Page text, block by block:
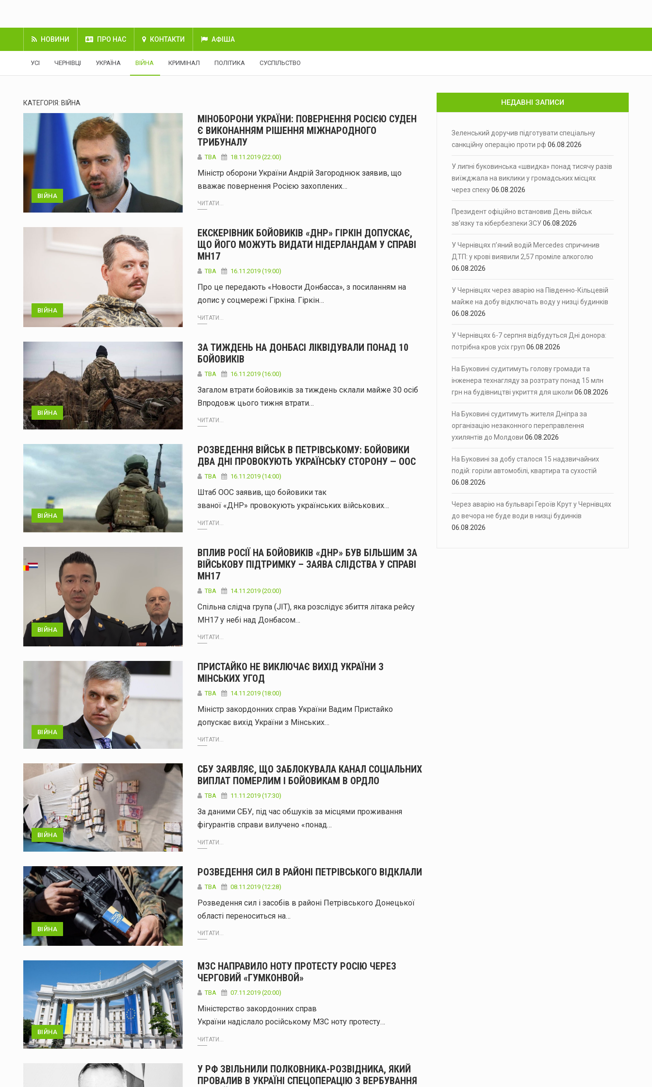
НОВИНИ ПРО НАС КОНТАКТИ АФІША
УСІ ЧЕРНІВЦІ УКРАЇНА ВІЙНА КРИМІНАЛ ПОЛІТИКА СУСПІЛЬСТВО
КАТЕГОРІЯ: ВІЙНА
ВІЙНА
МІНОБОРОНИ УКРАЇНИ: ПОВЕРНЕННЯ РОСІЄЮ СУДЕН
Є ВИКОНАННЯМ РІШЕННЯ МІЖНАРОДНОГО
ТРИБУНАЛУ
ТВА 18.11.2019 (22:00)
Міністр оборони України Андрій Загороднюк заявив, що
вважає повернення Росією захоплених…
ЧИТАТИ...
ВІЙНА
ЕКСКЕРІВНИК БОЙОВИКІВ «ДНР» ГІРКІН ДОПУСКАЄ,
ЩО ЙОГО МОЖУТЬ ВИДАТИ НІДЕРЛАНДАМ У СПРАВІ
MH17
ТВА 16.11.2019 (19:00)
Про це передають «Новости Донбасса», з посиланням на
допис у соцмережі Гіркіна. Гіркін…
ЧИТАТИ...
ВІЙНА
ЗА ТИЖДЕНЬ НА ДОНБАСІ ЛІКВІДУВАЛИ ПОНАД 10
БОЙОВИКІВ
ТВА 16.11.2019 (16:00)
Загалом втрати бойовиків за тиждень склали майже 30 осіб
Впродовж цього тижня втрати…
ЧИТАТИ...
ВІЙНА
РОЗВЕДЕННЯ ВІЙСЬК В ПЕТРІВСЬКОМУ: БОЙОВИКИ
ДВА ДНІ ПРОВОКУЮТЬ УКРАЇНСЬКУ СТОРОНУ — ООС
ТВА 16.11.2019 (14:00)
Штаб ООС заявив, що бойовики так
званої «ДНР» провокують українських військових…
ЧИТАТИ...
ВІЙНА
ВПЛИВ РОСІЇ НА БОЙОВИКІВ «ДНР» БУВ БІЛЬШИМ ЗА
ВІЙСЬКОВУ ПІДТРИМКУ – ЗАЯВА СЛІДСТВА У СПРАВІ
МН17
ТВА 14.11.2019 (20:00)
Спільна слідча група (JIT), яка розслідує збиття літака рейсу
МН17 у небі над Донбасом…
ЧИТАТИ...
ВІЙНА
ПРИСТАЙКО НЕ ВИКЛЮЧАЄ ВИХІД УКРАЇНИ З
МІНСЬКИХ УГОД
ТВА 14.11.2019 (18:00)
Міністр закордонних справ України Вадим Пристайко
допускає вихід України з Мінських…
ЧИТАТИ...
ВІЙНА
СБУ ЗАЯВЛЯЄ, ЩО ЗАБЛОКУВАЛА КАНАЛ СОЦІАЛЬНИХ
ВИПЛАТ ПОМЕРЛИМ І БОЙОВИКАМ В ОРДЛО
ТВА 11.11.2019 (17:30)
За даними СБУ, під час обшуків за місцями проживання
фігурантів справи вилучено «понад…
ЧИТАТИ...
ВІЙНА
РОЗВЕДЕННЯ СИЛ В РАЙОНІ ПЕТРІВСЬКОГО ВІДКЛАЛИ
TBA 08.11.2019 (12:28)
Розведення сил і засобів в районі Петрівського Донецької
області переноситься на…
ЧИТАТИ...
ВІЙНА
МЗС НАПРАВИЛО НОТУ ПРОТЕСТУ РОСІЮ ЧЕРЕЗ
ЧЕРГОВИЙ «ГУМКОНВОЙ»
ТВА 07.11.2019 (20:00)
Міністерство закордонних справ
України надіслало російському МЗС ноту протесту…
ЧИТАТИ...
У РФ ЗВІЛЬНИЛИ ПОЛКОВНИКА-РОЗВІДНИКА, ЯКИЙ
ПРОВАЛИВ В УКРАЇНІ СПЕЦОПЕРАЦІЮ З ВЕРБУВАННЯ
НЕДАВНІ ЗАПИСИ
Зеленський доручив підготувати спеціальну
санкційну операцію проти рф 06.08.2026
У липні буковинська «швидка» понад тисячу разів
виїжджала на виклики у громадських місцях
через спеку06.08.2026
Президент офіційно встановив День військ
зв’язку та кібербезпеки ЗСУ06.08.2026
У Чернівцях п’яний водій Mercedes спричинив
ДТП: у крові виявили 2,57 проміле алкоголю
06.08.2026
У Чернівцях через аварію на Південно-Кільцевій
майже на добу відключать воду у низці будинків
06.08.2026
У Чернівцях 6-7 серпня відбудуться Дні донора:
потрібна кров усіх груп 06.08.2026
На Буковині судитимуть голову громади та
інженера технагляду за розтрату понад 15 млн
грн на будівництві укриття для школи 06.08.2026
На Буковині судитимуть жителя Дніпра за
організацію незаконного переправлення
ухилянтів до Молдови 06.08.2026
На Буковині за добу сталося 15 надзвичайних
подій: горіли автомобілі, квартира та сухостій
06.08.2026
Через аварію на бульварі Героїв Крут у Чернівцях
до вечора не буде води в низці будинків
06.08.2026